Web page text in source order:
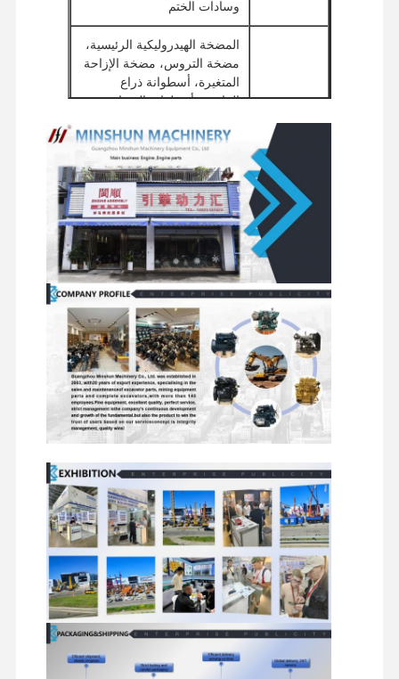
وسادات الختم
الهيدروليكية
المضخة الهيدروليكية الرئيسية،
مضخة التروس، مضخة الإزاحة
المتغيرة، أسطوانة ذراع
الرافعة، أسطوانة العصا،
الاتجاهات، صمام تخفيف،
محرك السفر، محرك التأرجح،
خزان الزيت الهيدروليكي، فلتر
الزيت الهيدروليكي، الأنابيب
المكونات
الإلكترونية
وحدة التحكم الإلكترونية، وحدة
التحكم، الضغط، درجة الحرارة،
أجهزة استشعار الموضع،
البطارية، بادئ التشغيل، المولد،
مجموعة الأسلاك، التتابع،
الصمامات، المفتاح
مكونات
الهيكل
السفلي
إطار الجنزير، جهاز الشد، أحذية
الجنزير، عجلة القيادة، العجلة
الوسيطة، بكرة الجنزير، بكرة
دعم الجنزير، مخفض الحركة،
مجموعة التروس، المحمل،
المرشحات
فلتر زيت، فلتر ديزل، فلتر
هيدروليكي، فلتر هواء، فلتر
وقود
ارتداء
أجزاء
أسنان الدلو، الأسنان الجانبية،
شفرات القطع، المسامير،
البطانات، الحلقات الدائرية،
أختام الزيت، الأختام